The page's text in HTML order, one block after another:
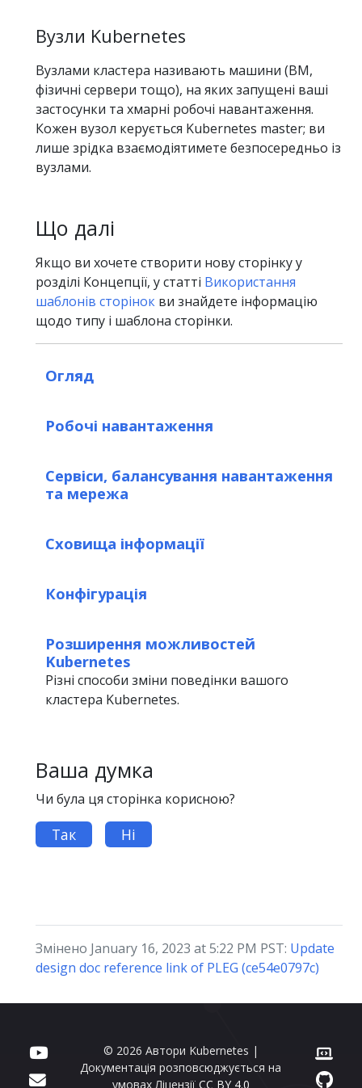
Вузли Kubernetes
Вузлами кластера називають машини (ВМ,
фізичні сервери тощо), на яких запущені ваші
застосунки та хмарні робочі навантаження.
Кожен вузол керується Kubernetes master; ви
лише зрідка взаємодіятимете безпосередньо із
вузлами.
Що далі
Якщо ви хочете створити нову сторінку у
розділі Концепції, у статті Використання
шаблонів сторінок ви знайдете інформацію
щодо типу і шаблона сторінки.
Огляд
Робочі навантаження
Сервіси, балансування навантаження
та мережа
Сховища інформації
Конфігурація
Розширення можливостей
Kubernetes
Різні способи зміни поведінки вашого
кластера Kubernetes.
Ваша думка
Чи була ця сторінка корисною?
Так Ні
Змінено January 16, 2023 at 5:22 PM PST: Update
design doc reference link of PLEG (ce54e0797c)
© 2026 Автори Kubernetes |
Документація розповсюджується на
умовах Ліцензії CC BY 4.0